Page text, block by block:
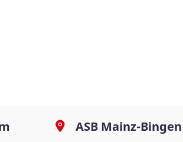
ASB Mainz-Bingen